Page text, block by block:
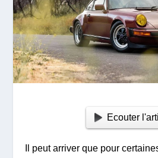
Ecouter
Il peut arriver que pour